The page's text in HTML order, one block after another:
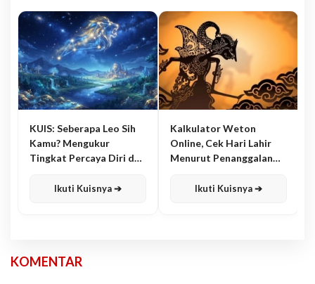
KUIS: Seberapa Leo Sih
Kamu? Mengukur
Tingkat Percaya Diri dan
Ikuti Kuisnya ➔
Kalkulator Weton
Online, Cek Hari Lahir
Menurut Penanggalan
Ikuti Kuisnya ➔
KOMENTAR